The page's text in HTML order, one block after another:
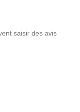
saisir des avis